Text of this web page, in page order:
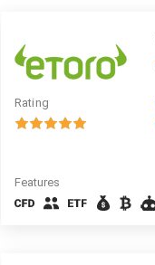
Rating
Features